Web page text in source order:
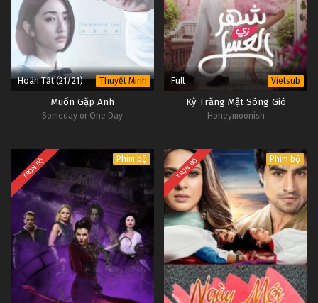
Hoàn Tất (21/21) Thuyết Minh
Muốn Gặp Anh
Someday or One Day
Full Vietsub
Kỳ Trăng Mật Sóng Gió
Honeymoonish
TRỌN BỘ Phim bộ TRỌN BỘ Phim bộ